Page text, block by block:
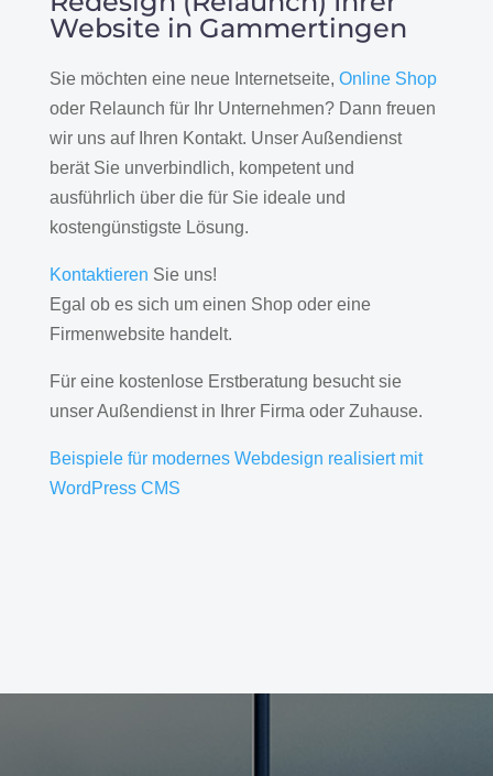
Website in Gammertingen
Sie möchten eine neue Internetseite, Online Shop
oder Relaunch für Ihr Unternehmen? Dann freuen
wir uns auf Ihren Kontakt. Unser Außendienst
berät Sie unverbindlich, kompetent und
ausführlich über die für Sie ideale und
kostengünstigste Lösung.
Kontaktieren Sie uns!
Egal ob es sich um einen Shop oder eine
Firmenwebsite handelt.
Für eine kostenlose Erstberatung besucht sie
unser Außendienst in Ihrer Firma oder Zuhause.
Beispiele für modernes Webdesign realisiert mit
WordPress CMS